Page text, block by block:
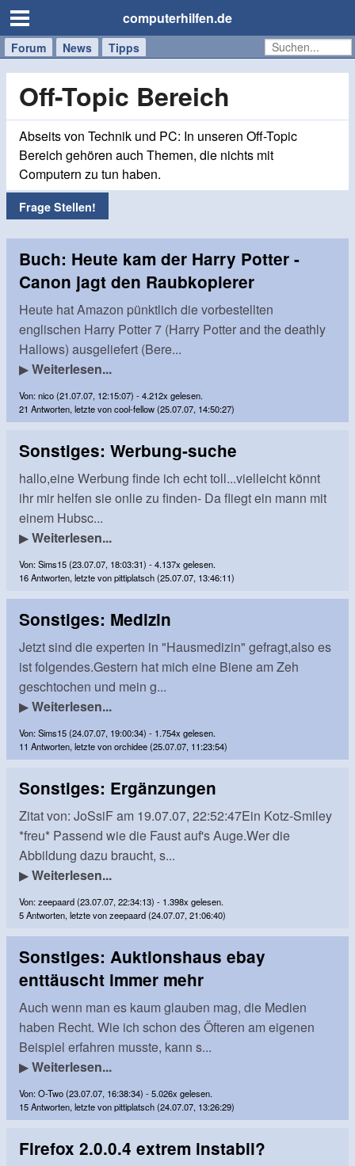
computerhilfen.de
Forum News Tipps
Handy
Windows
Mac
Off-Topic Bereich
Abseits von Technik und PC: In unseren Off-Topic
Bereich gehören auch Themen, die nichts mit
Computern zu tun haben.
Frage Stellen!
Buch: Heute kam der Harry Potter -
Canon jagt den Raubkopierer
Heute hat Amazon pünktlich die vorbestellten
englischen Harry Potter 7 (Harry Potter and the deathly
Hallows) ausgeliefert (Bere...
▶Weiterlesen...
Von: nico (21.07.07, 12:15:07) - 4.212x gelesen.
21 Antworten, letzte von cool-fellow (25.07.07, 14:50:27)
Sonstiges: Werbung-suche
hallo,eine Werbung finde ich echt toll...vielleicht könnt
ihr mir helfen sie onlie zu finden- Da fliegt ein mann mit
einem Hubsc...
▶Weiterlesen...
Von: Sims15 (23.07.07, 18:03:31) - 4.137x gelesen.
16 Antworten, letzte von pittiplatsch (25.07.07, 13:46:11)
Sonstiges: Medizin
Jetzt sind die experten in "Hausmedizin" gefragt,also es
ist folgendes.Gestern hat mich eine Biene am Zeh
geschtochen und mein g...
▶Weiterlesen...
Von: Sims15 (24.07.07, 19:00:34) - 1.754x gelesen.
11 Antworten, letzte von orchidee (25.07.07, 11:23:54)
Sonstiges: Ergänzungen
Zitat von: JoSsiF am 19.07.07, 22:52:47Ein Kotz-Smiley
*freu* Passend wie die Faust auf's Auge.Wer die
Abbildung dazu braucht, s...
▶Weiterlesen...
Von: zeepaard (23.07.07, 22:34:13) - 1.398x gelesen.
5 Antworten, letzte von zeepaard (24.07.07, 21:06:40)
Sonstiges: Auktionshaus ebay
enttäuscht immer mehr
Auch wenn man es kaum glauben mag, die Medien
haben Recht. Wie ich schon des Öfteren am eigenen
Beispiel erfahren musste, kann s...
▶Weiterlesen...
Von: O-Two (23.07.07, 16:38:34) - 5.026x gelesen.
15 Antworten, letzte von pittiplatsch (24.07.07, 13:26:29)
Firefox 2.0.0.4 extrem instabil?